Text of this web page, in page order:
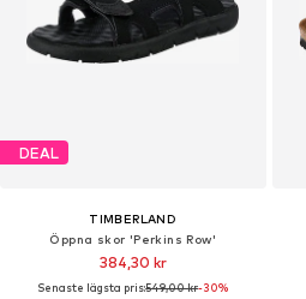
DEAL
TIMBERLAND
Öppna skor 'Perkins Row'
384,30 kr
Senaste lägsta pris:549,00 kr-30%